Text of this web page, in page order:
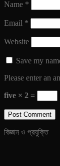
Name *
Email *
Website
Save my
Please enter an
five × 2 =
বিজ্ঞান ও প্রযুক্তি